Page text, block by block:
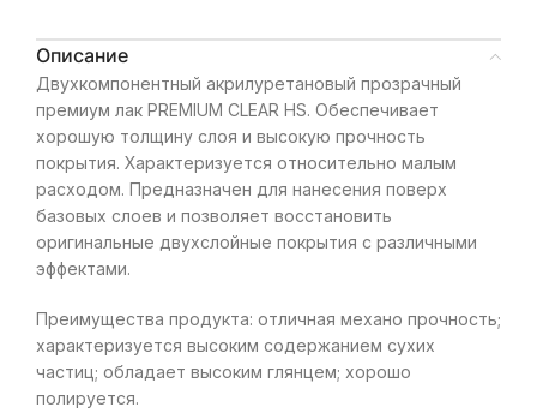
Описание
Двухкомпонентный акрилуретановый прозрачный
премиум лак PREMIUM CLEAR HS. Обеспечивает
хорошую толщину слоя и высокую прочность
покрытия. Характеризуется относительно малым
расходом. Предназначен для нанесения поверх
базовых слоев и позволяет восстановить
оригинальные двухслойные покрытия с различными
эффектами.
Преимущества продукта: отличная механо прочность;
характеризуется высоким содержанием сухих
частиц; обладает высоким глянцем; хорошо
полируется.